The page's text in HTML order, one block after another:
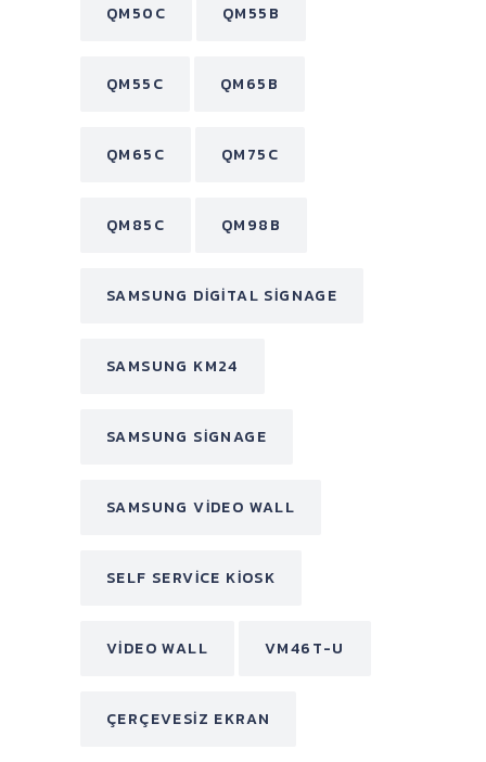
QM50C QM55B
QM55C QM65B
QM65C QM75C
QM85C QM98B
SAMSUNG DIGITAL SIGNAGE
SAMSUNG KM24
SAMSUNG SIGNAGE
SAMSUNG VIDEO WALL
SELF SERVICE KIOSK
VIDEO WALL VM46T-U
ÇERÇEVESIZ EKRAN